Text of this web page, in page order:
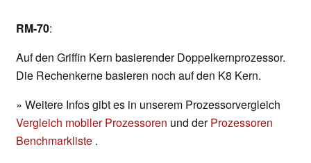
RM-70:
Auf den Griffin Kern basierender Doppelkernprozessor.
Die Rechenkerne basieren noch auf den K8 Kern.
» Weitere Infos gibt es in unserem Prozessorvergleich
Vergleich mobiler Prozessoren und derProzessoren
Benchmarkliste .